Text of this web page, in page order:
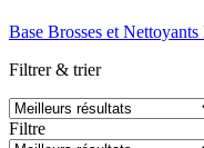
Base Brosses et Nettoyants
Filtrer & trier
Filtre